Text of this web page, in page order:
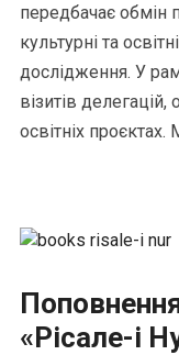
передбачає обмін
культурні та
дослідження. У
візитів
освітніх
«Рісале-і